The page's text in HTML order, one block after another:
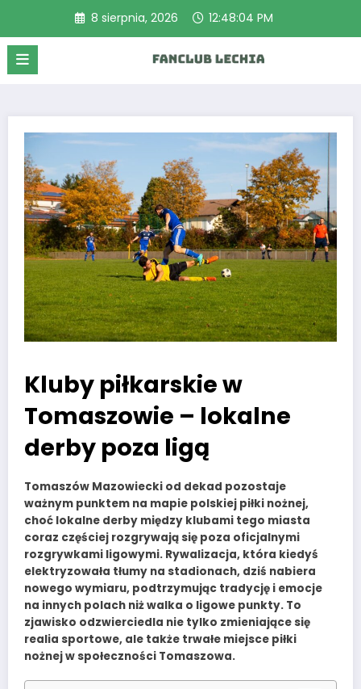
treści
8 sierpnia, 2026 12:48:05 PM
Kluby piłkarskie w
Tomaszowie – lokalne
derby poza ligą
Tomaszów Mazowiecki od dekad pozostaje
ważnym punktem na mapie polskiej piłki nożnej,
choć lokalne derby między klubami tego miasta
coraz częściej rozgrywają się poza oficjalnymi
rozgrywkami ligowymi. Rywalizacja, która kiedyś
elektryzowała tłumy na stadionach, dziś nabiera
nowego wymiaru, podtrzymując tradycję i emocje
na innych polach niż walka o ligowe punkty. To
zjawisko odzwierciedla nie tylko zmieniające się
realia sportowe, ale także trwałe miejsce piłki
nożnej w społeczności Tomaszowa.